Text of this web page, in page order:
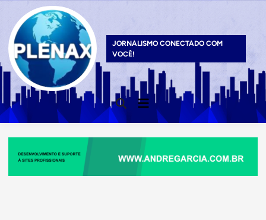
content
JORNALISMO CONECTADO COM
VOCÊ!
Open
Search
Main
Menu